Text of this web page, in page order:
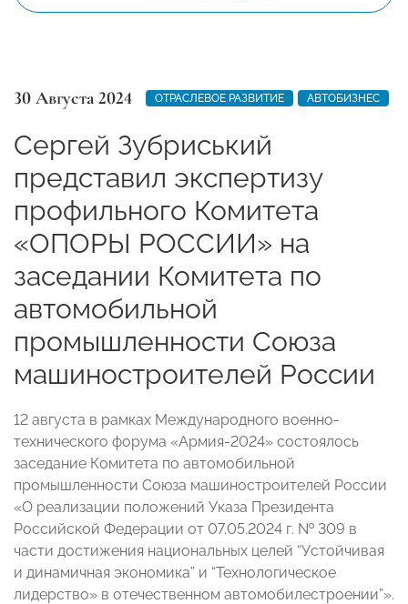
30 Августа 2024 ОТРАСЛЕВОЕ РАЗВИТИЕ АВТОБИЗНЕС
Сергей Зубриський
представил экспертизу
профильного Комитета
«ОПОРЫ РОССИИ» на
заседании Комитета по
автомобильной
промышленности Союза
машиностроителей России
12 августа в рамках Международного военно-
технического форума «Армия-2024» состоялось
заседание Комитета по автомобильной
промышленности Союза машиностроителей России
«О реализации положений Указа Президента
Российской Федерации от 07.05.2024 г. № 309 в
части достижения национальных целей “Устойчивая
и динамичная экономика” и “Технологическое
лидерство» в отечественном автомобилестроении”».